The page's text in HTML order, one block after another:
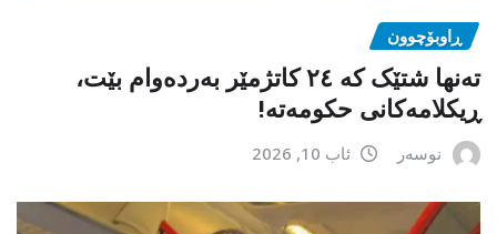
ڕاوبۆچوون
تەنها شتێک کە ٢٤ کاتژمێر بەردەوام بێت،
ڕیکلامەکانی حکومەتە!
نوسەر ئاب 10, 2026